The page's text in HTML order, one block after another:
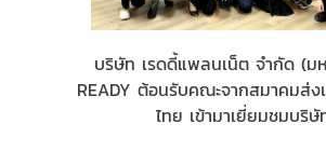
บริษัท เรดดี้แพลนเน็ต จำกัด (ม
READY ต้อนรับคณะจากสมาคมส่
ไทย เข้ามาเยี่ยมชมบริษั